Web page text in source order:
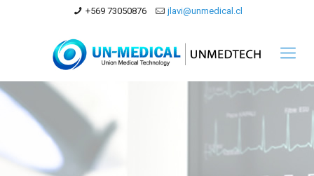
+569 73050876 jlavi@unmedical.cl